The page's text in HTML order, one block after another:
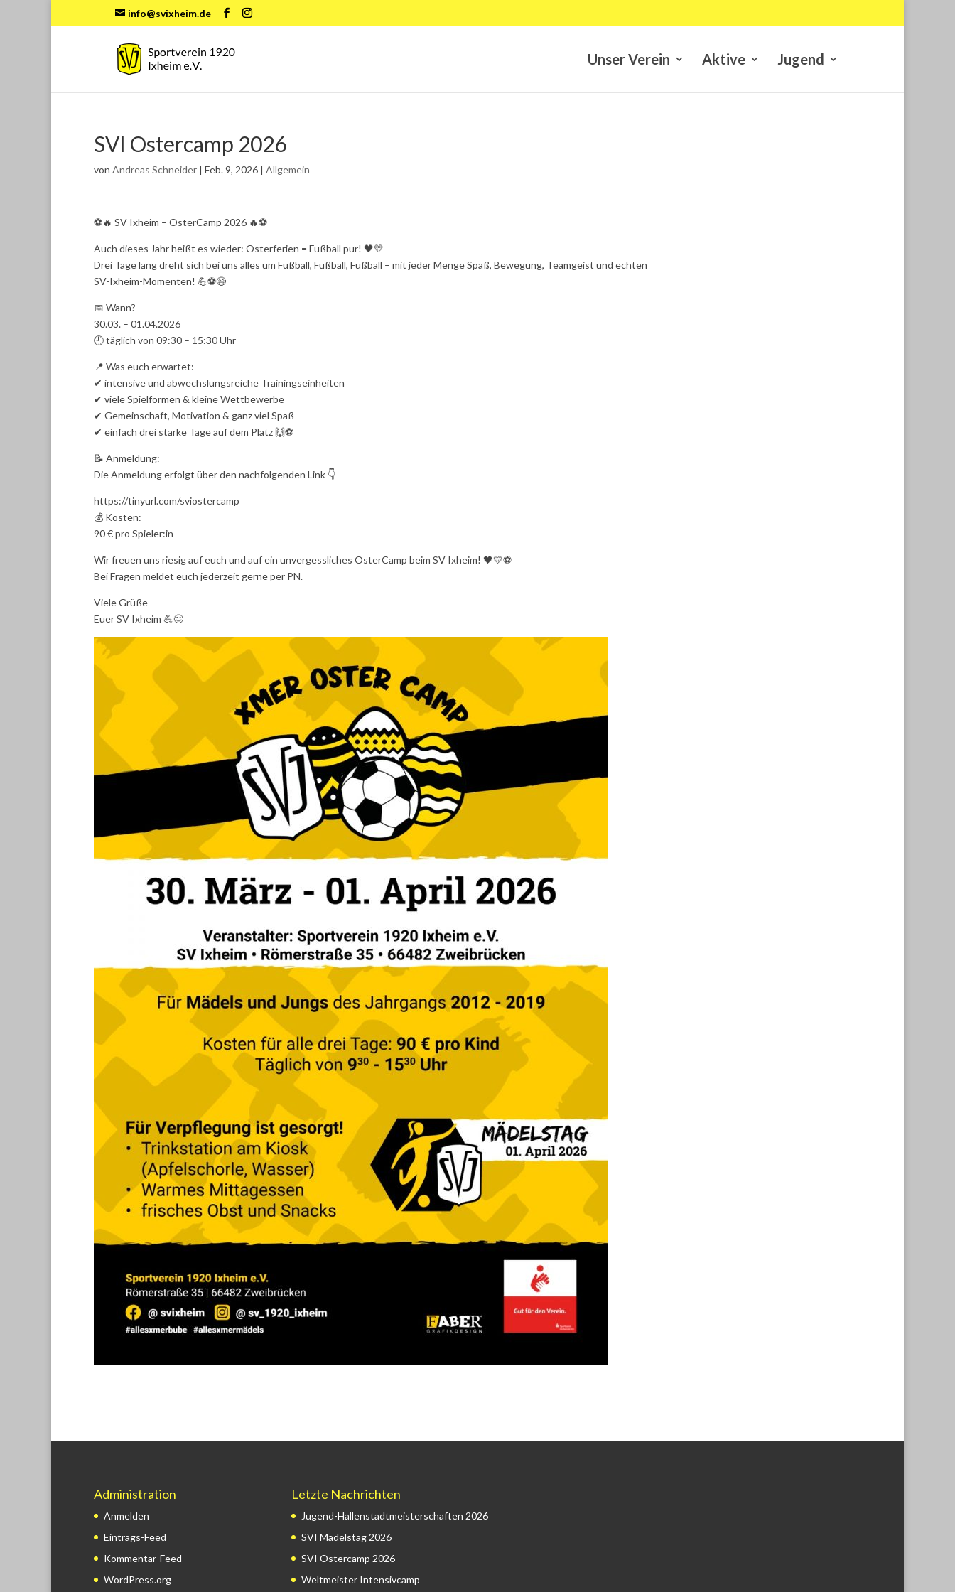
info@svixheim.de
Unser Verein Aktive Jugend
SVI Ostercamp 2026
von Andreas Schneider | Feb. 9, 2026 | Allgemein
⚽🔥 SV Ixheim – OsterCamp 2026 🔥⚽
Auch dieses Jahr heißt es wieder: Osterferien = Fußball pur! 🖤💛
Drei Tage lang dreht sich bei uns alles um Fußball, Fußball, Fußball – mit jeder Menge Spaß, Bewegung, Teamgeist und echten
SV-Ixheim-Momenten! 💪⚽😄
📅 Wann?
30.03. – 01.04.2026
🕘 täglich von 09:30 – 15:30 Uhr
📍 Was euch erwartet:
✔ intensive und abwechslungsreiche Trainingseinheiten
✔ viele Spielformen & kleine Wettbewerbe
✔ Gemeinschaft, Motivation & ganz viel Spaß
✔ einfach drei starke Tage auf dem Platz 🙌⚽
📝 Anmeldung:
Die Anmeldung erfolgt über den nachfolgenden Link 👇
https://tinyurl.com/sviostercamp
💰 Kosten:
90 € pro Spieler:in
Wir freuen uns riesig auf euch und auf ein unvergessliches OsterCamp beim SV Ixheim! 🖤💛⚽
Bei Fragen meldet euch jederzeit gerne per PN.
Viele Grüße
Euer SV Ixheim 💪😊
Administration
Anmelden
Eintrags-Feed
Kommentar-Feed
WordPress.org
Letzte Nachrichten
Jugend-Hallenstadtmeisterschaften 2026
SVI Mädelstag 2026
SVI Ostercamp 2026
Weltmeister Intensivcamp